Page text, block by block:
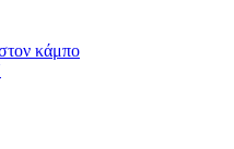
κάμπο